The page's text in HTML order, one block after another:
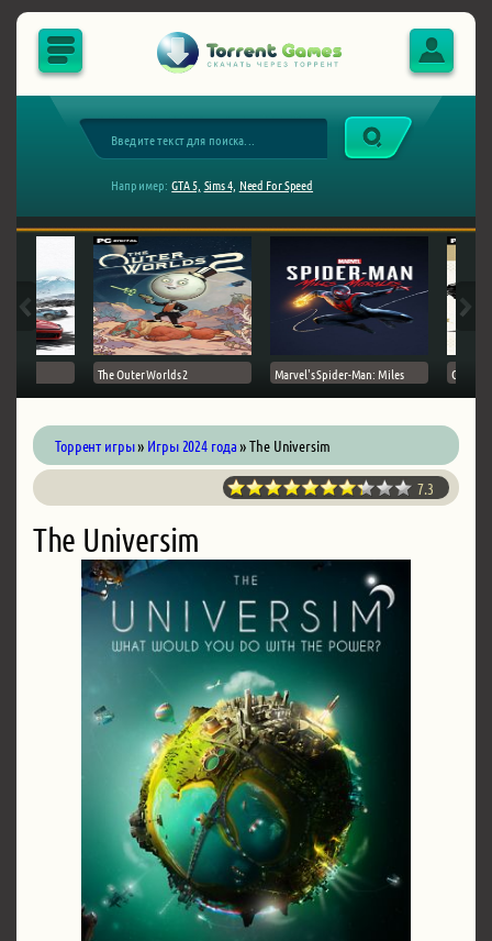
Например: GTA 5, Sims 4, Need For Speed
The Outer Worlds 2 Marvel's Spider-Man: Miles Ghost
Торрент игры» Игры 2024 года» The Universim
7.3
The Universim